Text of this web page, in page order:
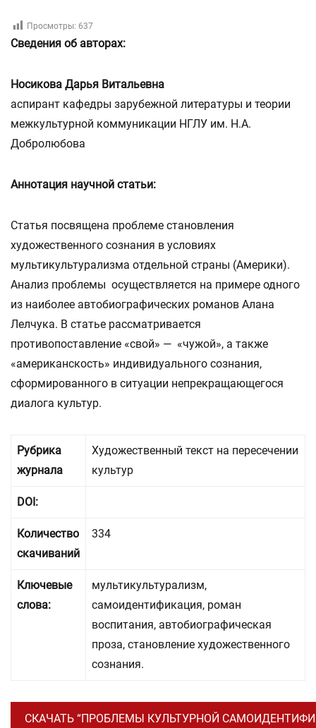
Просмотры: 637
Сведения об авторах:
Носикова Дарья Витальевна
аспирант кафедры зарубежной литературы и теории
межкультурной коммуникации НГЛУ им. Н.А.
Добролюбова
Аннотация научной статьи:
Статья посвящена проблеме становления
художественного сознания в условиях
мультикультурализма отдельной страны (Америки).
Анализ проблемы осуществляется на примере одного
из наиболее автобиографических романов Алана
Лелчука. В статье рассматривается
противопоставление «свой» — «чужой», а также
«американскость» индивидуального сознания,
сформированного в ситуации непрекращающегося
диалога культур.
Рубрика
журнала
Художественный текст на пересечении
культур
DOI:
Количество
скачиваний
334
Ключевые
слова:
мультикультурализм,
самоидентификация, роман
воспитания, автобиографическая
проза, становление художественного
сознания.
СКАЧАТЬ “ПРОБЛЕМЫ КУЛЬТУРНОЙ